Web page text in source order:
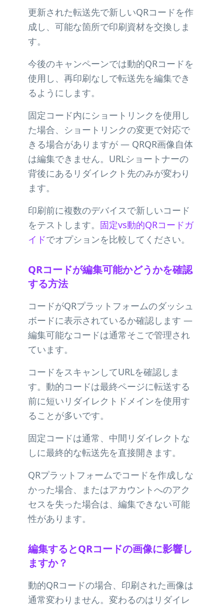
更新された転送先で新しいQRコードを作
成し、可能な箇所で印刷資材を交換しま
す。
今後のキャンペーンでは動的QRコードを
使用し、再印刷なしで転送先を編集でき
るようにします。
固定コード内にショートリンクを使用し
た場合、ショートリンクの変更で対応で
きる場合がありますが — QRQR画像自体
は編集できません。URLショートナーの
背後にあるリダイレクト先のみが変わり
ます。
印刷前に複数のデバイスで新しいコード
をテストします。 固定vs動的QRコードガ
イドでオプションを比較してください。
QRコードが編集可能かどうかを確認
する方法
コードがQRプラットフォームのダッシュ
ボードに表示されているか確認します —
編集可能なコードは通常そこで管理され
ています。
コードをスキャンしてURLを確認しま
す。動的コードは最終ページに転送する
前に短いリダイレクトドメインを使用す
ることが多いです。
固定コードは通常、中間リダイレクトな
しに最終的な転送先を直接開きます。
QRプラットフォームでコードを作成しな
かった場合、またはアカウントへのアク
セスを失った場合は、編集できない可能
性があります。
編集するとQRコードの画像に影響し
ますか？
動的QRコードの場合、印刷された画像は
通常変わりません。変わるのはリダイレ